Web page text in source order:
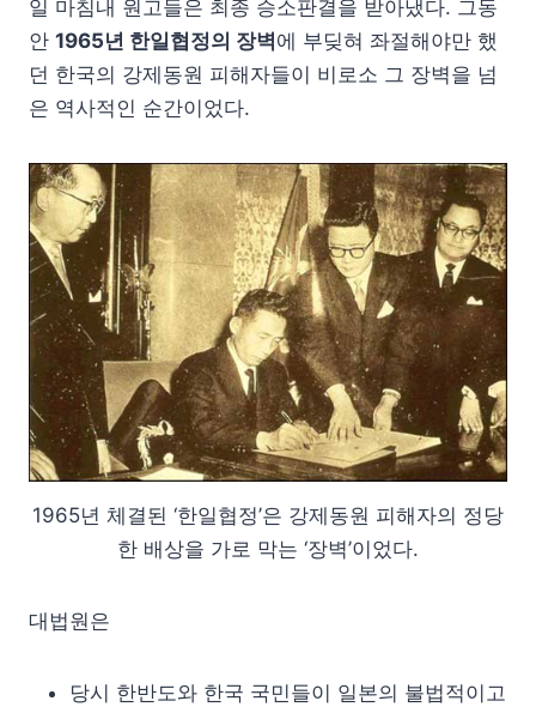
일 마침내 원고들은 최종 승소판결을 받아냈다. 그동
안 1965년 한일협정의 장벽에 부딪혀 좌절해야만 했
던 한국의 강제동원 피해자들이 비로소 그 장벽을 넘
은 역사적인 순간이었다.
1965년 체결된 ‘한일협정’은 강제동원 피해자의 정당
한 배상을 가로 막는 ‘장벽’이었다.
대법원은
당시 한반도와 한국 국민들이 일본의 불법적이고